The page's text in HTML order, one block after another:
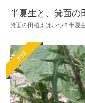
半夏生と、箕面の
箕面の田植えはいつ？半夏
注目